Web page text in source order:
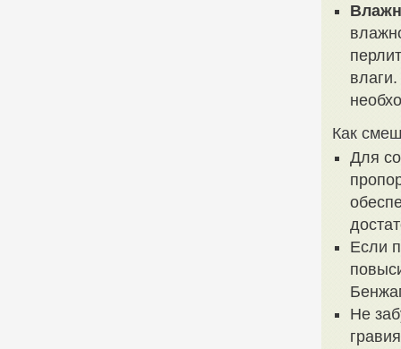
Как
Для
Если
Не